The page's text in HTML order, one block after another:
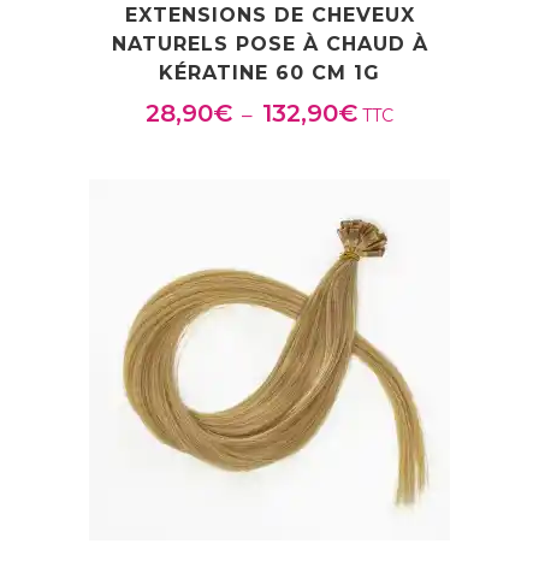
EXTENSIONS DE CHEVEUX
NATURELS POSE À CHAUD À
KÉRATINE 60 CM 1G
28,90€ – 132,90€Plage
à
132,90€
TTC